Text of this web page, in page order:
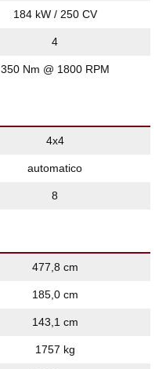
184 kW / 250 CV
4
350 Nm @ 1800 RPM
4x4
automatico
8
477,8 cm
185,0 cm
143,1 cm
1757 kg